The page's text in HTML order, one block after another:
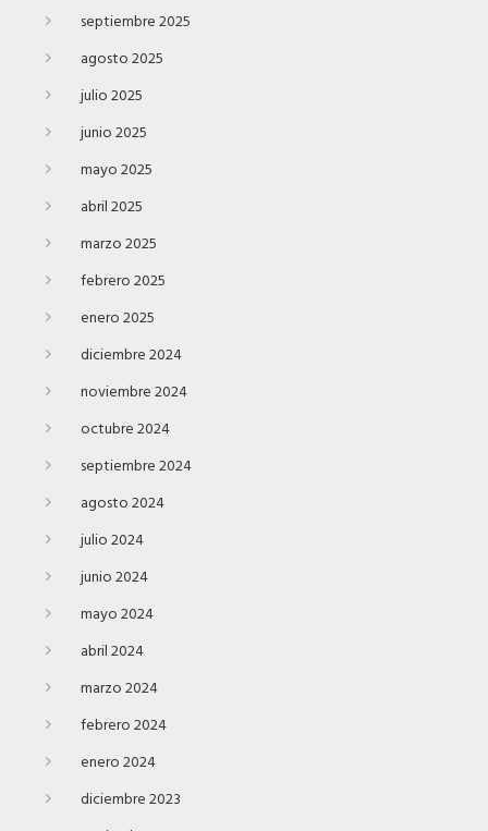
septiembre 2025
agosto 2025
julio 2025
junio 2025
mayo 2025
abril 2025
marzo 2025
febrero 2025
enero 2025
diciembre 2024
noviembre 2024
octubre 2024
septiembre 2024
agosto 2024
julio 2024
junio 2024
mayo 2024
abril 2024
marzo 2024
febrero 2024
enero 2024
diciembre 2023